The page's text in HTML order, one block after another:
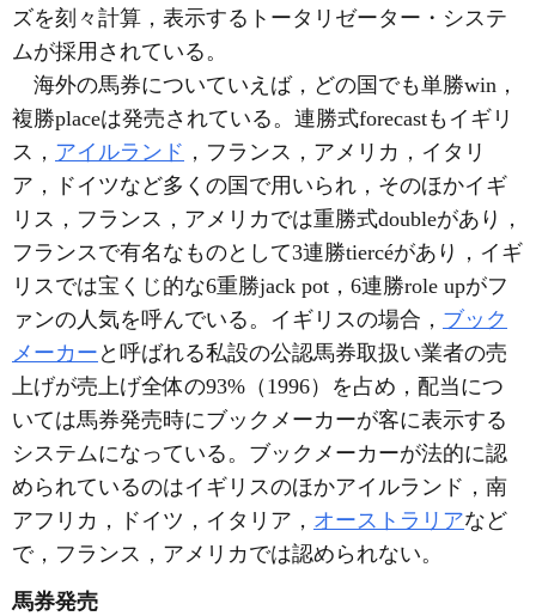
ズを刻々計算，表示するトータリゼーター・システ
ムが採用されている。
海外の馬券についていえば，どの国でも単勝win，
複勝placeは発売されている。連勝式forecastもイギリ
ス， アイルランド ，フランス，アメリカ，イタリ
ア，ドイツなど多くの国で用いられ，そのほかイギ
リス，フランス，アメリカでは重勝式doubleがあり，
フランスで有名なものとして3連勝tiercéがあり，イギ
リスでは宝くじ的な6重勝jack pot，6連勝role upがフ
ァンの人気を呼んでいる。イギリスの場合， ブック
メーカー と呼ばれる私設の公認馬券取扱い業者の売
上げが売上げ全体の93%（1996）を占め，配当につ
いては馬券発売時にブックメーカーが客に表示する
システムになっている。ブックメーカーが法的に認
められているのはイギリスのほかアイルランド，南
アフリカ，ドイツ，イタリア， オーストラリアなど
で，フランス，アメリカでは認められない。
馬券発売